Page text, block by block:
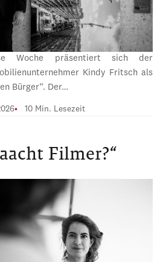
Woche präsentiert sich der
Kindy Fritsch als
Bürger“. Der…
10 Min. Lesezeit
Filmer?“